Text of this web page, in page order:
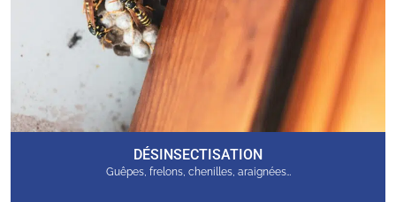
DÉSINSECTISATION
Guêpes, frelons, chenilles, araignées…